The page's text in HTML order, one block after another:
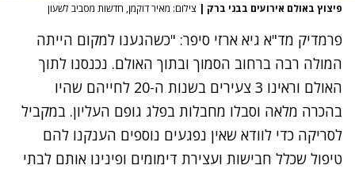
פיצוץ באולם אירועים בבני ברק | צילום: מאיר דוקמן, חדשות מסביב לשעון
פרמדיק מד"א גיא ארזי סיפר: "כשהגענו למקום הייתה
המולה רבה ברחוב הסמוך ובתוך האולם. נכנסנו לתוך
האולם וראינו 3 צעירים בשנות ה-20 לחייהם שהיו
בהכרה מלאה וסבלו מחבלות בפלג גופם העליון. במקביל
לסריקה כדי לוודא שאין נפגעים נוספים הענקנו להם
טיפול שכלל חבישות ועצירת דימומים ופינינו אותם לבתי